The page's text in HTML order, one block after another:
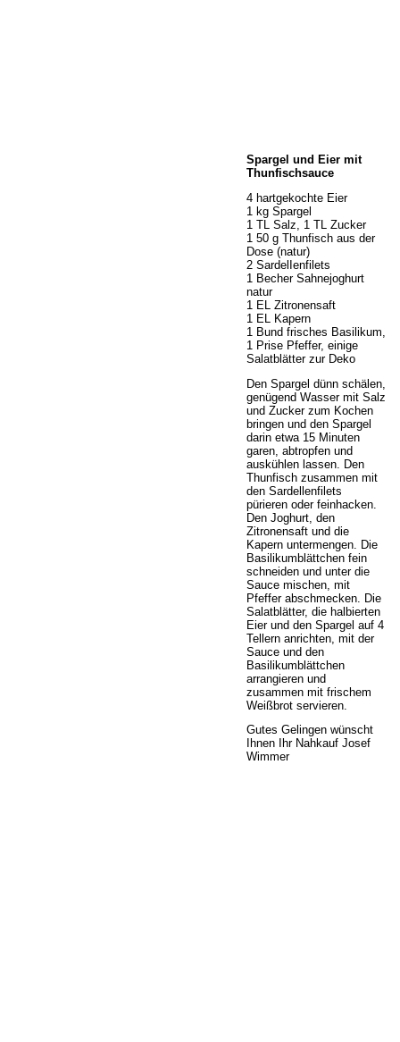
Spargel und Eier mit
Thunfischsauce
4 hartgekochte Eier
1 kg Spargel
1 TL Salz, 1 TL Zucker
1 50 g Thunfisch aus der
Dose (natur)
2 SardelIenfilets
1 Becher Sahnejoghurt
natur
1 EL Zitronensaft
1 EL Kapern
1 Bund frisches Basilikum,
1 Prise Pfeffer, einige
Salatblätter zur Deko
Den Spargel dünn schälen,
genügend Wasser mit Salz
und Zucker zum Kochen
bringen und den Spargel
darin etwa 15 Minuten
garen, abtropfen und
auskühlen lassen. Den
Thunfisch zusammen mit
den Sardellenfilets
pürieren oder feinhacken.
Den Joghurt, den
Zitronensaft und die
Kapern untermengen. Die
Basilikumblättchen fein
schneiden und unter die
Sauce mischen, mit
Pfeffer abschmecken. Die
Salatblätter, die halbierten
Eier und den Spargel auf 4
Tellern anrichten, mit der
Sauce und den
Basilikumblättchen
arrangieren und
zusammen mit frischem
Weißbrot servieren.
Gutes Gelingen wünscht
Ihnen Ihr Nahkauf Josef
Wimmer